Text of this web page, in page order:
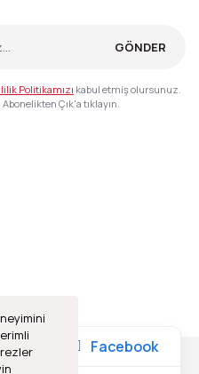
GÖNDER
Politikamızı kabul etmiş olursunuz.
Çık'a tıklayın.
Facebook